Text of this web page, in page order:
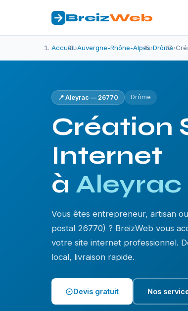
BreizWeb
Accueil›Auvergne-Rhône-Alpes›Drôme›
📍 Aleyrac — 26770 Drôme
Création
Internet
à Aleyrac
Vous êtes entrepreneur, artisan
postal 26770) ? BreizWeb vous
votre site internet professionnel.
local, livraison rapide.
Devis gratuit Nos